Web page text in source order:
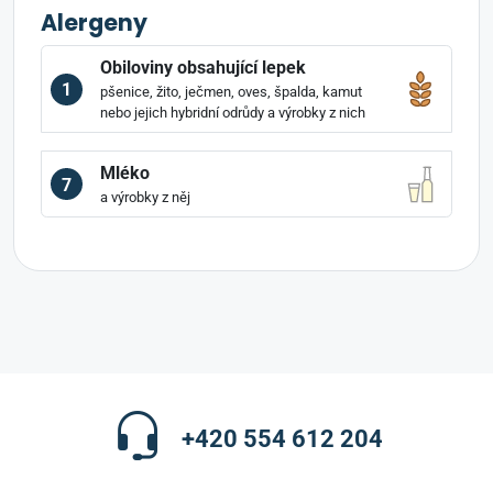
Alergeny
1
Obiloviny obsahující lepek
pšenice, žito, ječmen, oves, špalda, kamut
nebo jejich hybridní odrůdy a výrobky z nich
7
Mléko
a výrobky z něj
+420 554 612 204